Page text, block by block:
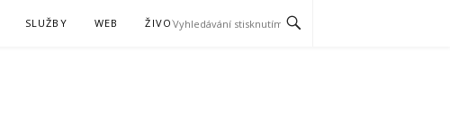
SLUŽBY WEB ŽIVOTNÝ ŠTÝL